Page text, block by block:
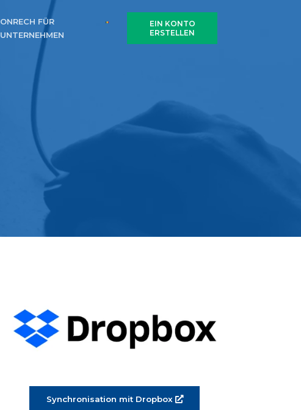
ONRECH FÜR
UNTERNEHMEN
EIN KONTO
ERSTELLEN
Synchronisation mit Dropbox